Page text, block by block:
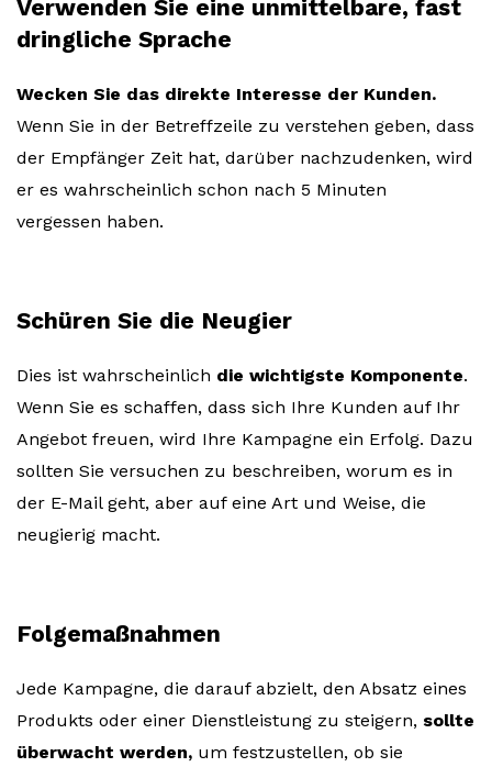
Verwenden Sie eine unmittelbare, fast
dringliche Sprache
Wecken Sie das direkte Interesse der Kunden.
Wenn Sie in der Betreffzeile zu verstehen geben, dass
der Empfänger Zeit hat, darüber nachzudenken, wird
er es wahrscheinlich schon nach 5 Minuten
vergessen haben.
Schüren Sie die Neugier
Dies ist wahrscheinlich die wichtigste Komponente.
Wenn Sie es schaffen, dass sich Ihre Kunden auf Ihr
Angebot freuen, wird Ihre Kampagne ein Erfolg. Dazu
sollten Sie versuchen zu beschreiben, worum es in
der E-Mail geht, aber auf eine Art und Weise, die
neugierig macht.
Folgemaßnahmen
Jede Kampagne, die darauf abzielt, den Absatz eines
Produkts oder einer Dienstleistung zu steigern, sollte
überwacht werden, um festzustellen, ob sie